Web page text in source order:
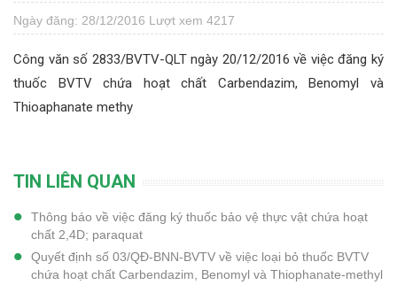
Ngày đăng: 28/12/2016 Lượt xem 4217
Công văn số 2833/BVTV-QLT ngày 20/12/2016 về việc đăng ký
thuốc BVTV chứa hoạt chất Carbendazim, Benomyl và
Thioaphanate methy
TIN LIÊN QUAN
Thông báo về việc đăng ký thuốc bảo vệ thực vật chứa hoạt
chất 2,4D; paraquat
Quyết định số 03/QĐ-BNN-BVTV về việc loại bỏ thuốc BVTV
chứa hoạt chất Carbendazim, Benomyl và Thiophanate-methyl